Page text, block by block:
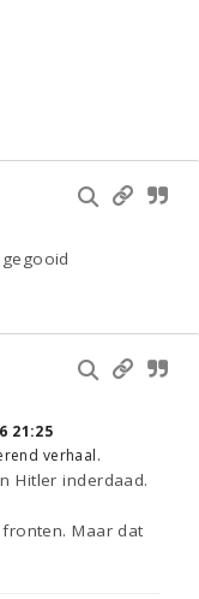
21:25
verhaal.
Hitler inderdaad.
Maar dat